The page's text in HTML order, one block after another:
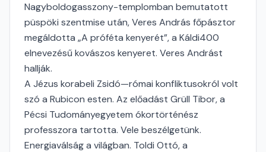
Nagyboldogasszony-templomban bemutatott
püspöki szentmise után, Veres András főpásztor
megáldotta „A próféta kenyerét”, a Káldi400
elnevezésű kovászos kenyeret. Veres Andrást
hallják.
A Jézus korabeli Zsidó—római konfliktusokról volt
szó a Rubicon esten. Az előadást Grüll Tibor, a
Pécsi Tudományegyetem ókortörténész
professzora tartotta. Vele beszélgetünk.
Energiaválság a világban. Toldi Ottó, a